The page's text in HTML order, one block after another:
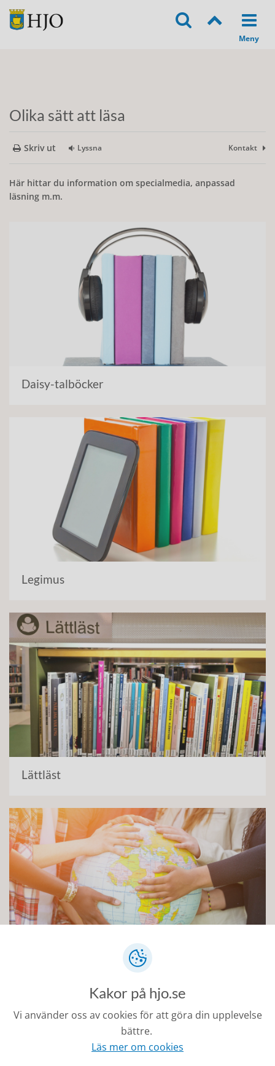
Olika sätt att läsa
Skriv ut Lyssna Kontakt
Här hittar du information om specialmedia, anpassad
läsning m.m.
Daisy-talböcker
Legimus
Lättläst
Kakor på hjo.se
Vi använder oss av cookies för att göra din upplevelse
bättre.
Läs mer om cookies